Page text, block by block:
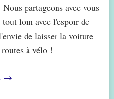
partageons avec vous
loin avec l'espoir de
de laisser la voiture
à vélo !
→